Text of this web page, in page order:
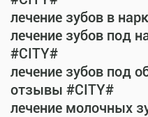
лечение зубов в
лечение зубов под
#CITY#
лечение зубов под
отзывы #CITY#
лечение молочных